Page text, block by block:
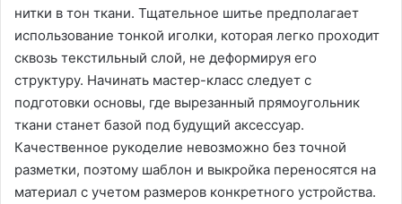
нитки в тон ткани. Тщательное шитье предполагает
использование тонкой иголки, которая легко проходит
сквозь текстильный слой, не деформируя его
структуру. Начинать мастер-класс следует с
подготовки основы, где вырезанный прямоугольник
ткани станет базой под будущий аксессуар.
Качественное рукоделие невозможно без точной
разметки, поэтому шаблон и выкройка переносятся на
материал с учетом размеров конкретного устройства.